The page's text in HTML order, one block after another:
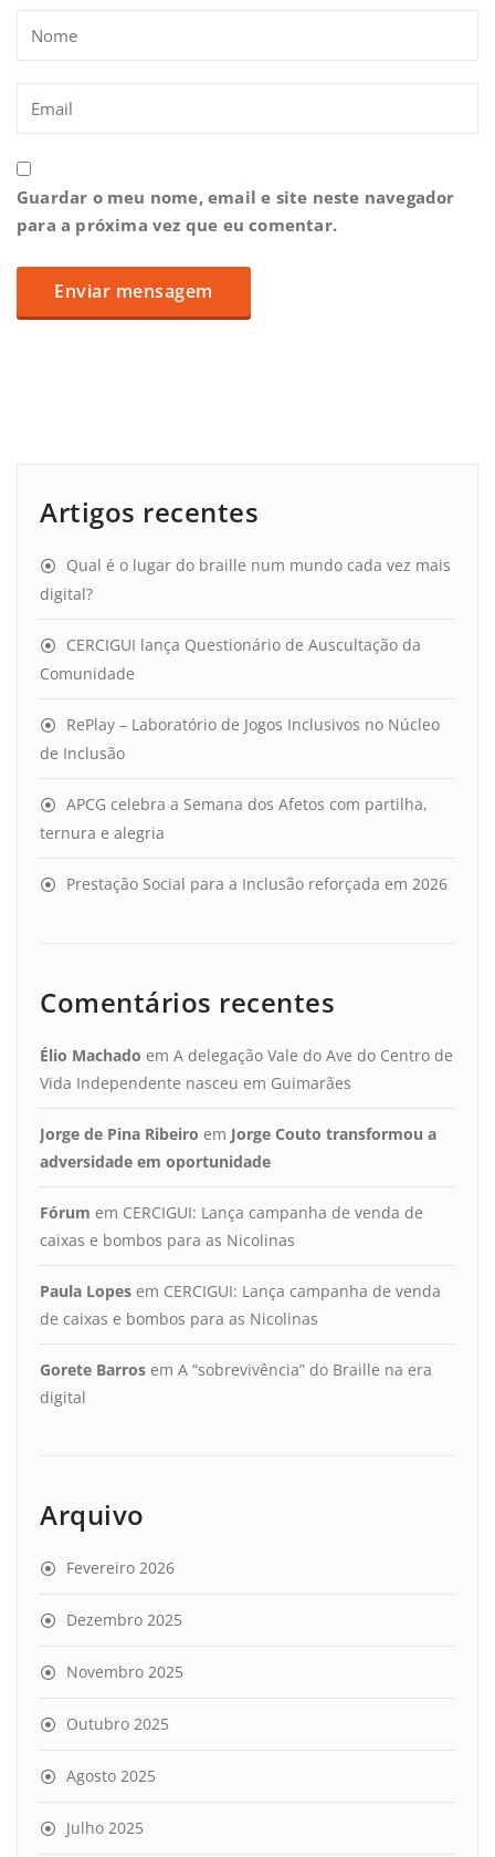
Guardar o meu nome, email e site neste navegador
para a próxima vez que eu comentar.
Artigos recentes
Qual é o lugar do braille num mundo cada vez mais
digital?
CERCIGUI lança Questionário de Auscultação da
Comunidade
RePlay – Laboratório de Jogos Inclusivos no Núcleo
de Inclusão
APCG celebra a Semana dos Afetos com partilha,
ternura e alegria
Prestação Social para a Inclusão reforçada em 2026
Comentários recentes
Élio Machado em A delegação Vale do Ave do Centro de
Vida Independente nasceu em Guimarães
Jorge de Pina Ribeiro em Jorge Couto transformou a
adversidade em oportunidade
Fórum em CERCIGUI: Lança campanha de venda de
caixas e bombos para as Nicolinas
Paula Lopes em CERCIGUI: Lança campanha de venda
de caixas e bombos para as Nicolinas
Gorete Barros em A “sobrevivência” do Braille na era
digital
Arquivo
Fevereiro 2026
Dezembro 2025
Novembro 2025
Outubro 2025
Agosto 2025
Julho 2025